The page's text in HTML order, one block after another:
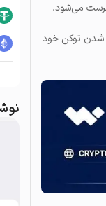
می‌شود.
شدن توکن خود